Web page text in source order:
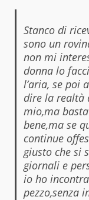
Stanco di
sono un
non mi
donna lo
l’aria, se poi
dire la realtà
mio,ma
bene,ma se
continue
giusto che si
giornali e
io ho
pezzo,senza